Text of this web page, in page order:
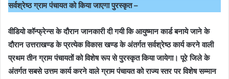
सर्वश्रेष्ठ ग्राम पंचायत को किया जाएगा पुरस्कृत –
वीडियो कॉन्फ्रेन्स के दौरान जानकारी दी गयी कि आयुष्मान कार्ड बनाये जाने के
दौरान उत्तराखण्ड के प्रत्येक विकास खण्ड के अंतर्गत सर्वश्रेष्ठ कार्य करने वाली
प्रथम तीन ग्राम पंचायतों को विशेष रूप से पुरस्कृत किया जायेगा। पूरे जिले के
अंतर्गत सबसे उत्तम कार्य करने वाले ग्राम पंचायत को राज्य स्तर पर विशेष सम्मान